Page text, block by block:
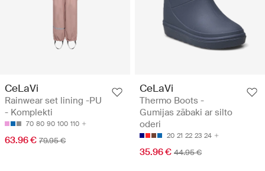
CeLaVi
Rainwear set lining -PU
- Komplekti
70 80 90 100 110
63.96 € 79.95 €
CeLaVi
Thermo Boots -
Gumijas zābaki ar silto
oderi
20 21 22 23 24
35.96 € 44.95 €